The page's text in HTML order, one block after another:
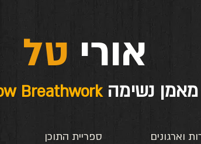
אורי
מאמן נשימהBreathwork
וארגונים ספריית התוכן